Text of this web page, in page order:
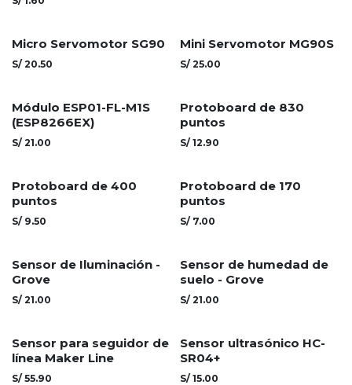
Micro Servomotor SG90
S/ 20.50
Mini Servomotor MG90S
S/ 25.00
Módulo ESP01-FL-M1S
(ESP8266EX)
S/ 21.00
Protoboard de 830
puntos
S/ 12.90
Protoboard de 400
puntos
S/ 9.50
Protoboard de 170
puntos
S/ 7.00
Sensor de Iluminación -
Grove
S/ 21.00
Sensor de humedad de
suelo - Grove
S/ 21.00
Sensor para seguidor de
línea Maker Line
S/ 55.90
Sensor ultrasónico HC-
SR04+
S/ 15.00